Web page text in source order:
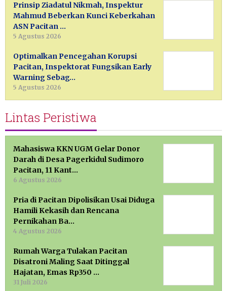
Prinsip Ziadatul Nikmah, Inspektur
Mahmud Beberkan Kunci Keberkahan
ASN Pacitan …
5 Agustus 2026
Optimalkan Pencegahan Korupsi
Pacitan, Inspektorat Fungsikan Early
Warning Sebag…
5 Agustus 2026
Lintas Peristiwa
Mahasiswa KKN UGM Gelar Donor
Darah di Desa Pagerkidul Sudimoro
Pacitan, 11 Kant…
6 Agustus 2026
Pria di Pacitan Dipolisikan Usai Diduga
Hamili Kekasih dan Rencana
Pernikahan Ba…
4 Agustus 2026
Rumah Warga Tulakan Pacitan
Disatroni Maling Saat Ditinggal
Hajatan, Emas Rp350 …
31 Juli 2026